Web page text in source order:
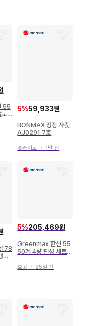
55
5%59,933원
BONMAX 정장 자켓
AJ0291 7호
홋카이도 ・ 1달 전
신
5%205,469원
Greenmax 한신 55
50계 4량 편성 세트
효고 ・ 25일 전